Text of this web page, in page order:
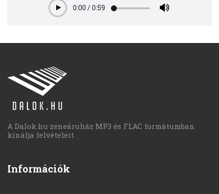
Play0:00 /0:59
A Dalok.hu zeneáruház MP3 és FLAC formátumban
kínálja felvételeit.
Információk